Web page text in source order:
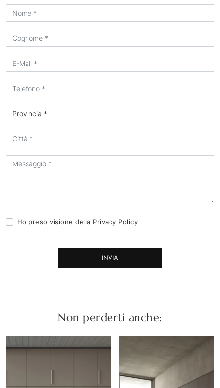
Ho preso visione della Privacy Policy
INVIA
Non perderti anche: